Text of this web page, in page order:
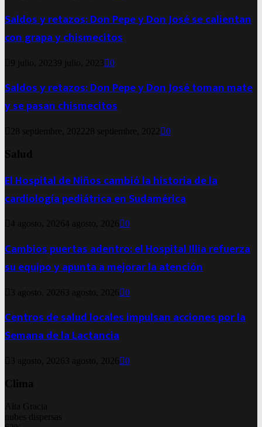
Saldos y retazos: Don Pepe y Don José se calientan
con grapa y chismecitos
9 julio, 20239 julio, 2023 0
Saldos y retazos: Don Pepe y Don José toman mate
y se pasan chismecitos
28 septiembre, 2022 28 septiembre, 2022 0
Salud
El Hospital de Niños cambió la historia de la
cardiología pediátrica en Sudamérica
4 agosto, 20264 agosto, 2026 0
Cambios puertas adentro: el Hospital Illia refuerza
su equipo y apunta a mejorar la atención
3 agosto, 2026 3 agosto, 2026 0
Centros de salud locales impulsan acciones por la
Semana de la Lactancia
3 agosto, 2026 3 agosto, 2026 0
Clima
Alta Gracia
nubes dispersas